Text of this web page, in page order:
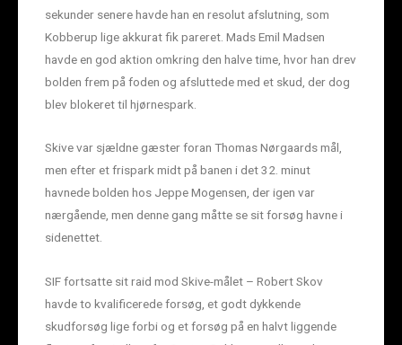
sekunder senere havde han en resolut afslutning, som
Kobberup lige akkurat fik pareret. Mads Emil Madsen
havde en god aktion omkring den halve time, hvor han drev
bolden frem på foden og afsluttede med et skud, der dog
blev blokeret til hjørnespark.
Skive var sjældne gæster foran Thomas Nørgaards mål,
men efter et frispark midt på banen i det 32. minut
havnede bolden hos Jeppe Mogensen, der igen var
nærgående, men denne gang måtte se sit forsøg havne i
sidenettet.
SIF fortsatte sit raid mod Skive-målet – Robert Skov
havde to kvalificerede forsøg, et godt dykkende
skudforsøg lige forbi og et forsøg på en halvt liggende